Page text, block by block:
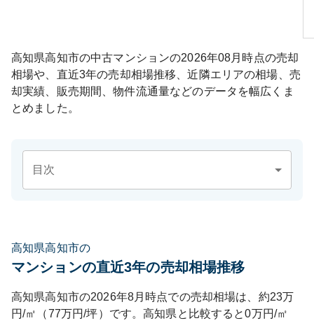
高知県高知市の中古マンションの2026年08月 時点の売却
相場や、直近3年の売却相場推移、近隣エリアの相場、売
却実績、販売期間、物件流通量などのデータを幅広くま
とめました。
目次
高知県高知市の
マンションの直近3年の売却相場推移
高知県高知市の2026年8月時点での売却相場は、約23万
円/㎡（77万円/坪）です。高知県と比較すると0万円/㎡